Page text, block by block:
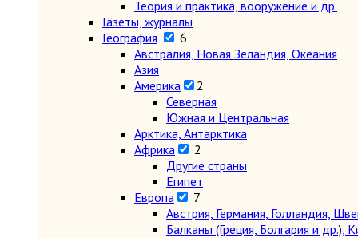
Теория и практика, вооружение и др.
Газеты, журналы
География
6
Австралия, Новая Зеландия, Океания
Азия
Америка
2
Северная
Южная и Центральная
Арктика, Антарктика
Африка
2
Другие страны
Египет
Европа
7
Австрия, Германия, Голландия,
Балканы (Греция, Болгария и др.),